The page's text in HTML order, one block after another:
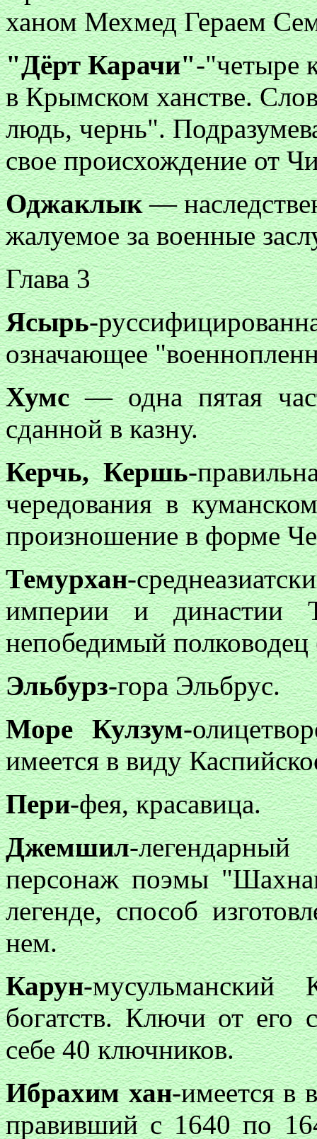
ханом Мехмед Гераем
"Дёрт Карачи"-"четыре
в Крымском ханстве.
людь, чернь".
свое происхождение от
Оджаклык—
жалуемое за военные
Глава 3
Ясырь-
означающее
Хумс— одна пятая
сданной в казну.
Керчь, Кершь-
чередования в
произношение в форме
Темурхан-
империи и династии
непобедимый
Эльбурз-гора Эльбрус.
Море Кулзум-
имеется в виду
Пери-фея, красавица.
Джемшил-
персонаж поэмы
легенде, способ
нем.
Карун-мусульманский
богатств. Ключи от его
себе 40 ключников.
Ибрахим хан-имеется в
правивший с 1640 по